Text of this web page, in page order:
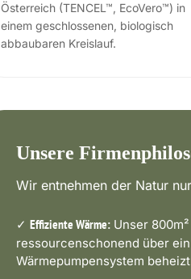
Österreich (TENCEL™, EcoVero™) in
einem geschlossenen, biologisch
abbaubaren Kreislauf.
Unsere
Wir entnehmen der Natur
✓ Effiziente Wärme: Unser
ressourcenschonend über
Wärmepumpensystem